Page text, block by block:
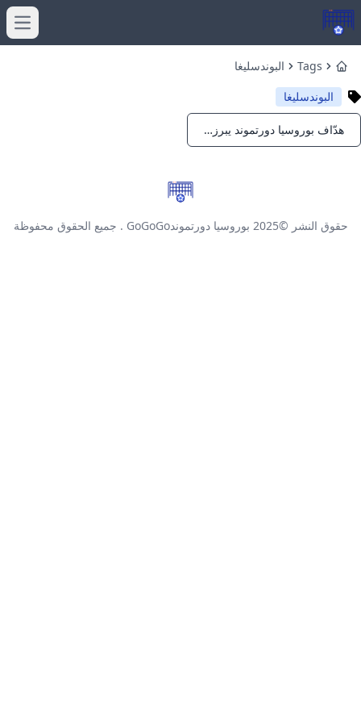
Home
Tags
البوندسليغا
البوندسليغا
Notifications هدّاف بوروسيا دورتموند يبرز في المواسم الحديثة: من هم الأبرز؟
حقوق النشر ©2025 بوروسيا دورتموندGoGoGo . جميع الحقوق محفوظة